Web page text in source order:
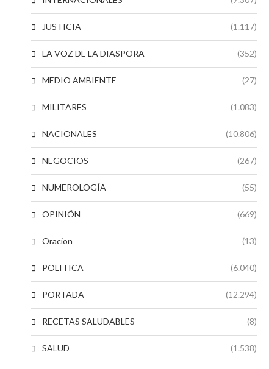
JUSTICIA (1.117)
LA VOZ DE LA DIASPORA (352)
MEDIO AMBIENTE (27)
MILITARES (1.083)
NACIONALES (10.806)
NEGOCIOS (267)
NUMEROLOGÍA (55)
OPINIÓN (669)
Oracion (13)
POLITICA (6.040)
PORTADA (12.294)
RECETAS SALUDABLES (8)
SALUD (1.538)